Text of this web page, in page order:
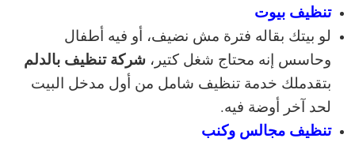
تنظيف بيوت
لو بيتك بقاله فترة مش نضيف، أو فيه أطفال
وحاسس إنه محتاج شغل كتير، شركة تنظيف بالدلم
بتقدملك خدمة تنظيف شامل من أول مدخل البيت
لحد آخر أوضة فيه.
تنظيف مجالس وكنب